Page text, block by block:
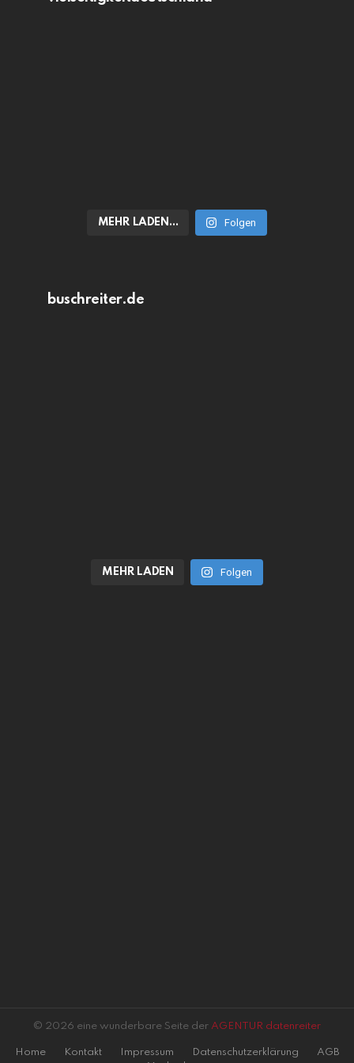
MEHR LADEN… Folgen
buschreiter.de
MEHR LADEN Folgen
© 2026 eine wunderbare Seite der AGENTUR datenreiter
Home Kontakt Impressum Datenschutzerklärung
AGB